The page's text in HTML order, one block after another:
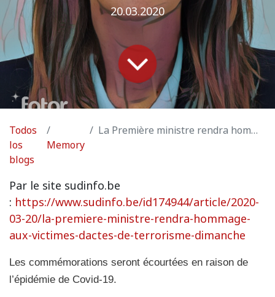
20.03.2020
Todos
los
blogs
Memory
La Première ministre rendra hommage aux victimes d’actes de terrorisme dimanche
Par le site sudinfo.be
: https://www.sudinfo.be/id174944/article/2020-
03-20/la-premiere-ministre-rendra-hommage-
aux-victimes-dactes-de-terrorisme-dimanche
Les commémorations seront écourtées en raison de
l’épidémie de Covid-19.